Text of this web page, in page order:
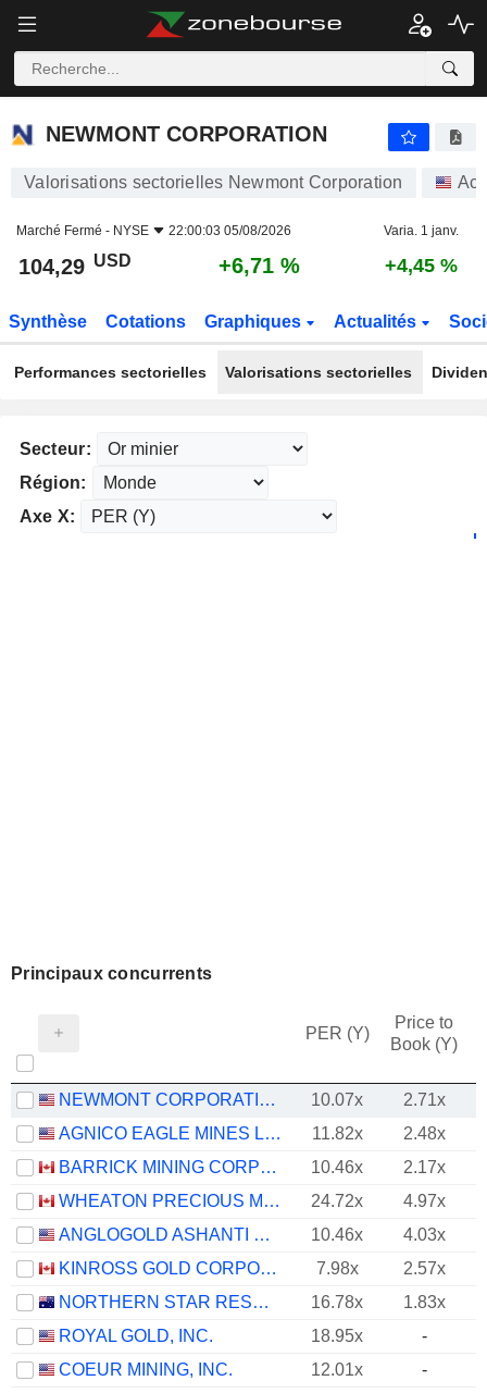
NEWMONT CORPORATION
NEWMONT CORPORATION
Valorisations sectorielles Newmont Corporation
Marché Fermé - NYSE 22:00:03 05/08/2026 Varia. 1 janv.
104,29 USD +6,71 % +4,45 %
Synthèse Cotations Graphiques Actualités
Performances sectorielles Valorisations sectorielles
Secteur:
Région:
Axe X:
Principaux concurrents
PER (Y)
Price to
Book (Y)
NEWMONT CORPORATION 10.07x
2.71x
AGNICO EAGLE MINES LIMITED
11.82x
2.48x
BARRICK MINING CORPORATION
10.46x
2.17x
WHEATON PRECIOUS METALS CORP.
24.72x
4.97x
ANGLOGOLD ASHANTI PLC
10.46x
4.03x
KINROSS GOLD CORPORATION
7.98x
2.57x
NORTHERN STAR RESOURCES LIMITED
16.78x
1.83x
ROYAL GOLD, INC.
18.95x
-
COEUR MINING, INC.
12.01x
-